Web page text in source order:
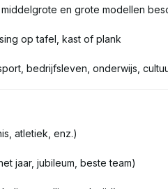
middelgrote en grote modellen
op tafel, kast of plank
bedrijfsleven, onderwijs,
atletiek, enz.)
jaar, jubileum, beste team)